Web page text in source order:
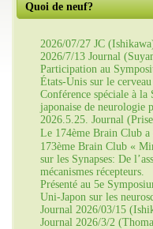
Quoi de neuf?
2026/07/27 JC
2026/7/13 Journal
Participation au
États-Unis sur le cerveau
Conférence spéciale à la
japonaise de neurologie
2026.5.25. Journal
Le 174ème Brain Club a
173ème Brain Club «
sur les Synapses: De
mécanismes récepteurs.
Présenté au 5e
Uni-Japon sur les
Journal 2026/03/15
Journal 2026/3/2